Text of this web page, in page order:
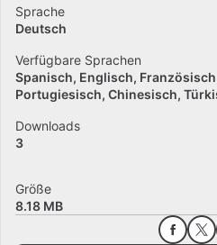
Sprache
Deutsch
Verfügbare Sprachen
Spanisch Englisch Französisch
Portugiesisch Chinesisch
Downloads
3
Größe
8.18 MB